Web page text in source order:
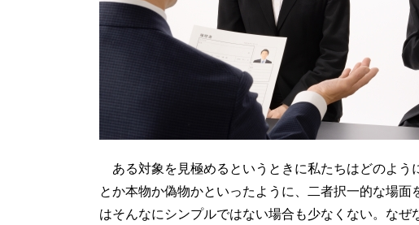
ある対象を見極めるというときに私たちはどのよ
とか本物か偽物かといったように、二者択一的な場
はそんなにシンプルではない場合も少なくない。な